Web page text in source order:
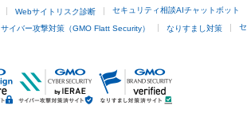
Webサイトリスク診断 セキュリティ相談AIチャットボット
サイバー攻撃対策（GMO Flatt Security） なりすまし対策